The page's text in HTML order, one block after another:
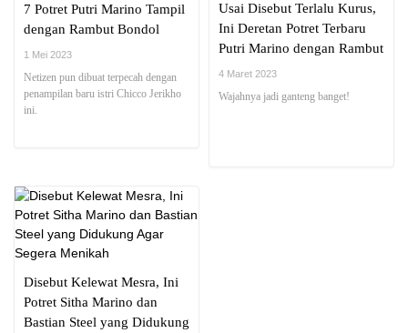
7 Potret Putri Marino Tampil
dengan Rambut Bondol
1 Mei 2023
Netizen pun dibuat terpecah dengan
penampilan baru istri Chicco Jerikho
ini.
Usai Disebut Terlalu Kurus,
Ini Deretan Potret Terbaru
Putri Marino dengan Rambut
Bondol yang Tuai Pro
4 Maret 2023
Wajahnya jadi ganteng banget!
Disebut Kelewat Mesra, Ini
Potret Sitha Marino dan
Bastian Steel yang Didukung